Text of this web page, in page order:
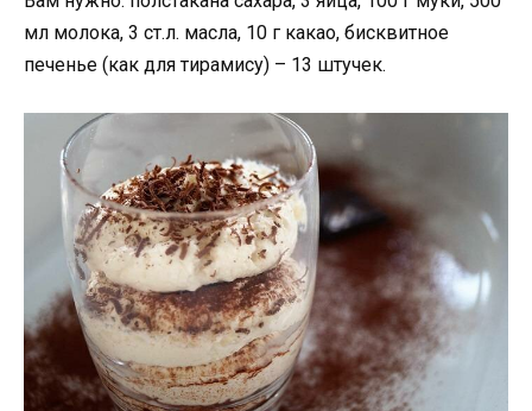
мл молока, 3 ст.л. масла, 10 г какао, бисквитное
печенье (как для тирамису) – 13 штучек.